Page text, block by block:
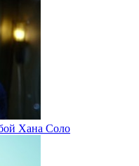
Хана Соло